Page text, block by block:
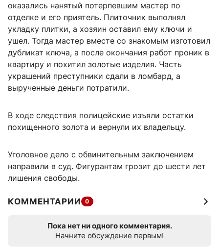
оказались нанятый потерпевшим мастер по
отделке и его приятель. Плиточник выполнял
укладку плитки, а хозяин оставил ему ключи и
ушел. Тогда мастер вместе со знакомым изготовил
дубликат ключа, а после окончания работ проник в
квартиру и похитил золотые изделия. Часть
украшений преступники сдали в ломбард, а
вырученные деньги потратили.
В ходе следствия полицейские изъяли остатки
похищенного золота и вернули их владельцу.
Уголовное дело с обвинительным заключением
направили в суд. Фигурантам грозит до шести лет
лишения свободы.
КОММЕНТАРИИ 0
Пока нет ни одного комментария.
Начните обсуждение первым!